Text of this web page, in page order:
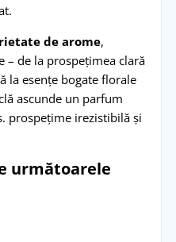
de arome,
– de la prospețimea clară
la esențe bogate florale
ascunde un parfum
prospețime irezistibilă și
următoarele